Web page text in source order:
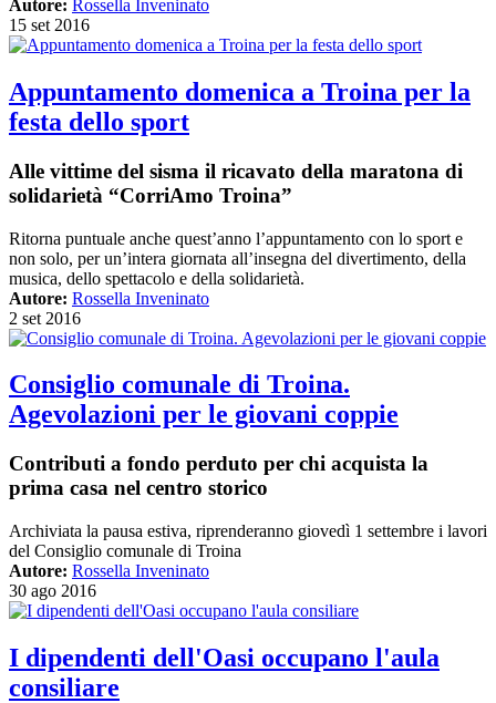
Autore: Rossella Inveninato
15 set 2016
Appuntamento domenica a Troina per la
festa dello sport
Alle vittime del sisma il ricavato della maratona di
solidarietà “CorriAmo Troina”
Ritorna puntuale anche quest’anno l’appuntamento con lo sport e
non solo, per un’intera giornata all’insegna del divertimento, della
musica, dello spettacolo e della solidarietà.
Autore: Rossella Inveninato
2 set 2016
Consiglio comunale di Troina.
Agevolazioni per le giovani coppie
Contributi a fondo perduto per chi acquista la
prima casa nel centro storico
Archiviata la pausa estiva, riprenderanno giovedì 1 settembre i lavori
del Consiglio comunale di Troina
Autore: Rossella Inveninato
30 ago 2016
I dipendenti dell'Oasi occupano l'aula
consiliare